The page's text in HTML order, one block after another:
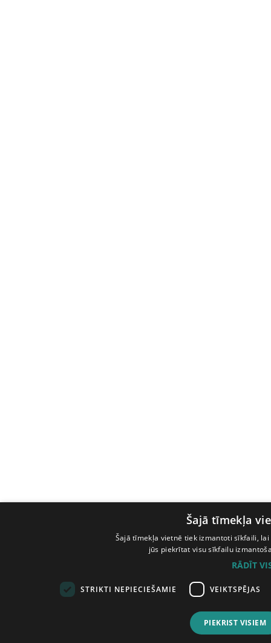
Šajā tīmekļa
Šajā tīmekļa vietnē tiek izmantoti sīkfaili,
jūs piekrītat visu sīkfailu
RĀDĪT
STRIKTI NEPIECIEŠAMIE VEIKTSPĒJAS
PIEKRIST VISIEM